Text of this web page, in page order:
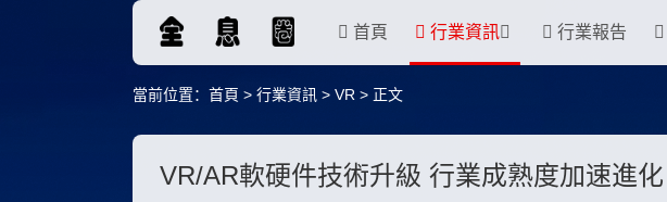
首頁 行業資訊 行業報告
當前位置： 首頁 > 行業資訊 > VR > 正文
VR/AR軟硬件技術升級 行業成熟度加速進化